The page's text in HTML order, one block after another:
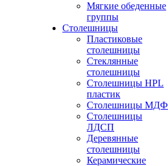
Мягкие обеденные
группы
Столешницы
Пластиковые
столешницы
Стеклянные
столешницы
Столешницы HPL
пластик
Столешницы МДФ
Столешницы
ЛДСП
Деревянные
столешницы
Керамические